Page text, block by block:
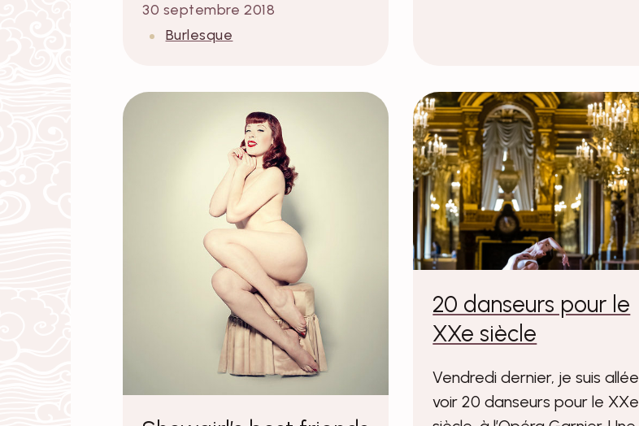
30 septembre 2018
Burlesque
20 danseurs pour le
XXe siècle
Vendredi dernier, je suis allée
voir 20 danseurs pour le XXe